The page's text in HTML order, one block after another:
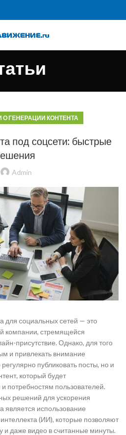
О ГЕНЕРАЦИИ КОНТЕНТА
под соцсети: быстрые
Admin
для социальных сетей — это
компании, стремящейся
присутствие. Однако, для того
и привлекать внимание
публиковать посты, но и
который будет
потребностям пользователей.
решений для ускорения
является использование
(ИИ), которые позволяют
и даже видео в считанные минуты.